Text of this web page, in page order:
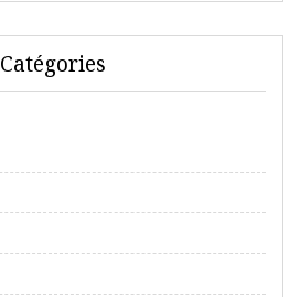
Catégories